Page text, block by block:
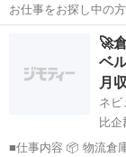
お仕事をお探し中の
フロー✅を入力してからお願いしま
ィに使われる部品を 製
比企郡
🚀
ベ
月
ネビ
比企
■仕事内容 📦 物流倉